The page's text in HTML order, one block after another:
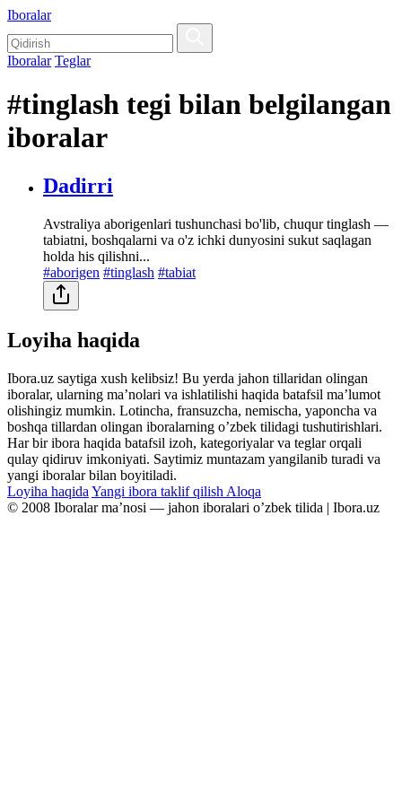
Iboralar
Iboralar Teglar
#tinglash tegi bilan belgilangan
iboralar
Dadirri
Avstraliya aborigenlari tushunchasi bo'lib, chuqur tinglash —
tabiatni, boshqalarni va o'z ichki dunyosini sukut saqlagan
holda his qilishni...
#aborigen #tinglash #tabiat
Loyiha haqida
Ibora.uz saytiga xush kelibsiz! Bu yerda jahon tillaridan olingan
iboralar, ularning maʼnolari va ishlatilishi haqida batafsil maʼlumot
olishingiz mumkin. Lotincha, fransuzcha, nemischa, yaponcha va
boshqa tillardan olingan iboralarning oʼzbek tilidagi tushutirishlari.
Har bir ibora haqida batafsil izoh, kategoriyalar va teglar orqali
qulay qidiruv imkoniyati. Saytimiz muntazam yangilanib turadi va
yangi iboralar bilan boyitiladi.
Loyiha haqida Yangi ibora taklif qilish Aloqa
© 2008 Iboralar maʼnosi — jahon iboralari oʼzbek tilida | Ibora.uz